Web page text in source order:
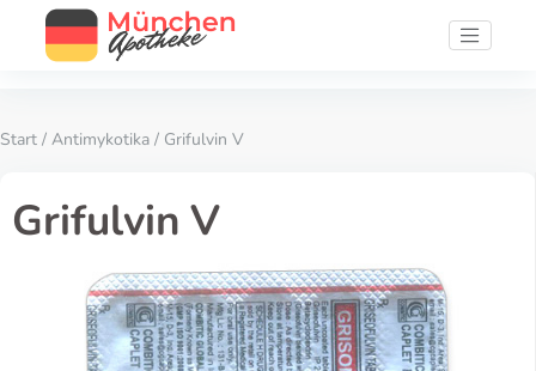
Start / Antimykotika / Grifulvin V
Grifulvin V